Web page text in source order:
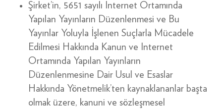
Şirket’in, 5651 sayılı Internet Ortamında
Yapılan Yayınların Düzenlenmesi ve Bu
Yayınlar Yoluyla İşlenen Suçlarla Mücadele
Edilmesi Hakkında Kanun ve Internet
Ortamında Yapılan Yayınların
Düzenlenmesine Dair Usul ve Esaslar
Hakkında Yönetmelik’ten kaynaklananlar başta
olmak üzere, kanuni ve sözleşmesel